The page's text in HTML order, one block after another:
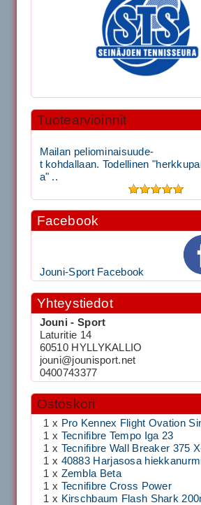
Tuotearvioinnit
Mailan peliominaisuude-
t kohdallaan. Todellinen
a" ..
Facebook
Jouni-Sport Facebook
Yhteystiedot
Jouni - Sport
Laturitie 14
60510 HYLLYKALLIO
jouni@jounisport.net
0400743377
Ostoskori
1 x Pro Kennex Flight Ovation
1 x Tecnifibre Tempo Iga 23
1 x Tecnifibre Wall Breaker 375
1 x 40883 Harjasosa
1 x Zembla Beta
1 x Tecnifibre Cross Power
1 x Kirschbaum Flash Shark